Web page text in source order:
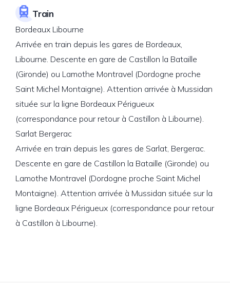
Train
Bordeaux Libourne
Arrivée en train depuis les gares de Bordeaux,
Libourne. Descente en gare de Castillon la Bataille
(Gironde) ou Lamothe Montravel (Dordogne proche
Saint Michel Montaigne). Attention arrivée à Mussidan
située sur la ligne Bordeaux Périgueux
(correspondance pour retour à Castillon à Libourne).
Sarlat Bergerac
Arrivée en train depuis les gares de Sarlat, Bergerac.
Descente en gare de Castillon la Bataille (Gironde) ou
Lamothe Montravel (Dordogne proche Saint Michel
Montaigne). Attention arrivée à Mussidan située sur la
ligne Bordeaux Périgueux (correspondance pour retour
à Castillon à Libourne).